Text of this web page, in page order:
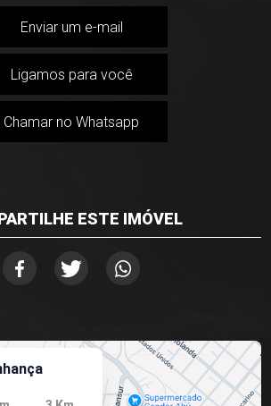
Enviar um e-mail
Ligamos para você
Chamar no Whatsapp
ESTE IMÓVEL